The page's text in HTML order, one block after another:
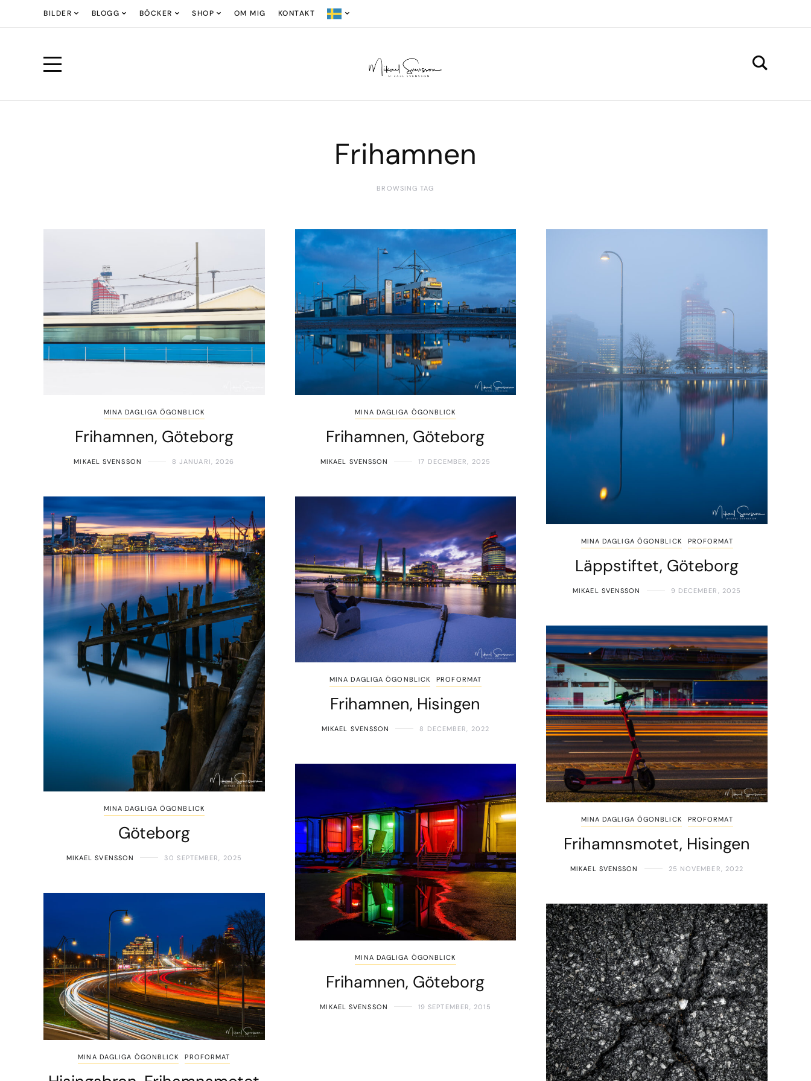
BILDER BLOGG BÖCKER SHOP OM MIG KONTAKT
Frihamnen
BROWSING TAG
MINA DAGLIGA ÖGONBLICK
Frihamnen, Göteborg
MIKAEL SVENSSON 8 JANUARI, 2026
MINA DAGLIGA ÖGONBLICK
Frihamnen, Göteborg
MIKAEL SVENSSON 17 DECEMBER, 2025
MINA DAGLIGA ÖGONBLICK PROFORMAT
Läppstiftet, Göteborg
MIKAEL SVENSSON 9 DECEMBER, 2025
MINA DAGLIGA ÖGONBLICK
Göteborg
MIKAEL SVENSSON 30 SEPTEMBER, 2025
MINA DAGLIGA ÖGONBLICK PROFORMAT
Frihamnen, Hisingen
MIKAEL SVENSSON 8 DECEMBER, 2022
MINA DAGLIGA ÖGONBLICK PROFORMAT
Frihamnsmotet, Hisingen
MIKAEL SVENSSON 25 NOVEMBER, 2022
MINA DAGLIGA ÖGONBLICK PROFORMAT
MINA DAGLIGA ÖGONBLICK
Frihamnen, Göteborg
MIKAEL SVENSSON 19 SEPTEMBER, 2015